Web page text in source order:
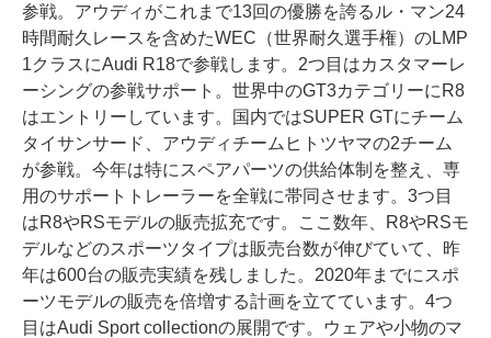
参戦。アウディがこれまで13回の優勝を誇るル・マン24
時間耐久レースを含めたWEC（世界耐久選手権）のLMP
1クラスにAudi R18で参戦します。2つ目はカスタマーレ
ーシングの参戦サポート。世界中のGT3カテゴリーにR8
はエントリーしています。国内ではSUPER GTにチーム
タイサンサード、アウディチームヒトツヤマの2チーム
が参戦。今年は特にスペアパーツの供給体制を整え、専
用のサポートトレーラーを全戦に帯同させます。3つ目
はR8やRSモデルの販売拡充です。ここ数年、R8やRSモ
デルなどのスポーツタイプは販売台数が伸びていて、昨
年は600台の販売実績を残しました。2020年までにスポ
ーツモデルの販売を倍増する計画を立てています。4つ
目はAudi Sport collectionの展開です。ウェアや小物のマ